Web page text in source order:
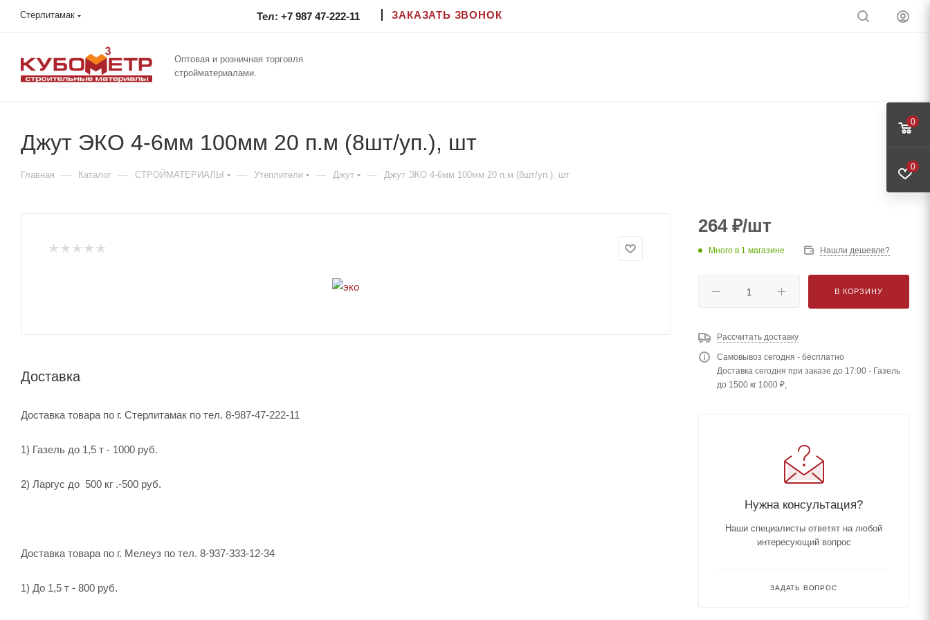
Стерлитамак Тел: +7 987 47-222-11 ЗАКАЗАТЬ ЗВОНОК
Оптовая и розничная торговля
стройматериалами.
Джут ЭКО 4-6мм 100мм 20 п.м (8шт/уп.), шт
Главная — Каталог — СТРОЙМАТЕРИАЛЫ — Утеплители — Джут — Джут ЭКО 4-6мм 100мм 20 п.м (8шт/уп.), шт
Доставка
Доставка товара по г. Стерлитамак по тел. 8-987-47-222-11
1) Газель до 1,5 т - 1000 руб.
2) Ларгус до 500 кг .-500 руб.
Доставка товара по г. Мелеуз по тел. 8-937-333-12-34
1) До 1,5 т - 800 руб.
264₽/шт
Много в 1 магазине Нашли дешевле?
В КОРЗИНУ
Рассчитать доставку
Самовывоз сегодня - бесплатно
Доставка сегодня при заказе до 17:00 - Газель
до 1500 кг 1000 ₽,
Нужна консультация?
Наши специалисты ответят на любой
интересующий вопрос
ЗАДАТЬ ВОПРОС
0
0